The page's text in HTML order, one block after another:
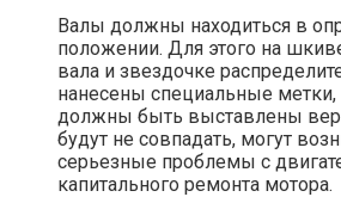
Валы должны находиться в
положении. Для этого на
вала и звездочке
нанесены специальные
должны быть выставлены
будут не совпадать, могут
серьезные проблемы с
капитального ремонта мотора.